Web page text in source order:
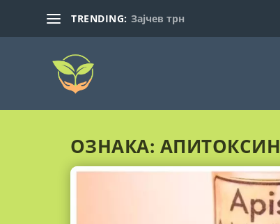
TRENDING: Зајчев трн
ОЗНАКА: АПИТОКСИН